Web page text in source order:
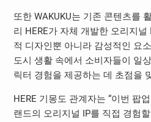
또한 WAKUKU는 기존 콘텐츠를
리 HERE가 자체 개발한 오리지널
적 디자인뿐 아니라 감성적인 요
도시 생활 속에서 소비자들이 일
릭터 경험을 제공하는 데 초점을
HERE 기몽도 관계자는 “이번 팝
랜드의 오리지널 IP를 직접 경험